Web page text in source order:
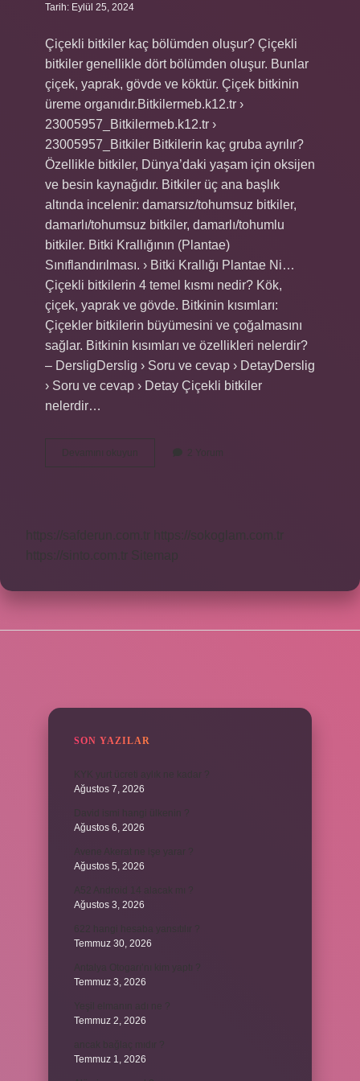
Tarih: Eylül 25, 2024
Çiçekli bitkiler kaç bölümden oluşur? Çiçekli
bitkiler genellikle dört bölümden oluşur. Bunlar
çiçek, yaprak, gövde ve köktür. Çiçek bitkinin
üreme organıdır.Bitkilermeb.k12.tr ›
23005957_Bitkilermeb.k12.tr ›
23005957_Bitkiler Bitkilerin kaç gruba ayrılır?
Özellikle bitkiler, Dünya’daki yaşam için oksijen
ve besin kaynağıdır. Bitkiler üç ana başlık
altında incelenir: damarsız/tohumsuz bitkiler,
damarlı/tohumsuz bitkiler, damarlı/tohumlu
bitkiler. Bitki Krallığının (Plantae)
Sınıflandırılması. › Bitki Krallığı Plantae Ni…
Çiçekli bitkilerin 4 temel kısmı nedir? Kök,
çiçek, yaprak ve gövde. Bitkinin kısımları:
Çiçekler bitkilerin büyümesini ve çoğalmasını
sağlar. Bitkinin kısımları ve özellikleri nelerdir?
– DersligDerslig › Soru ve cevap › DetayDerslig
› Soru ve cevap › Detay Çiçekli bitkiler
nelerdir…
Devamını okuyun
Bitkiler
2 Yorum
https://safderun.com.tr
https://sokoglam.com.tr
https://sinto.com.tr
Sitemap
SON YAZILAR
Ağustos 7, 2026
Ağustos 6, 2026
Ağustos 5, 2026
Ağustos 3, 2026
Temmuz 30, 2026
Temmuz 3, 2026
Temmuz 2, 2026
Temmuz 1, 2026